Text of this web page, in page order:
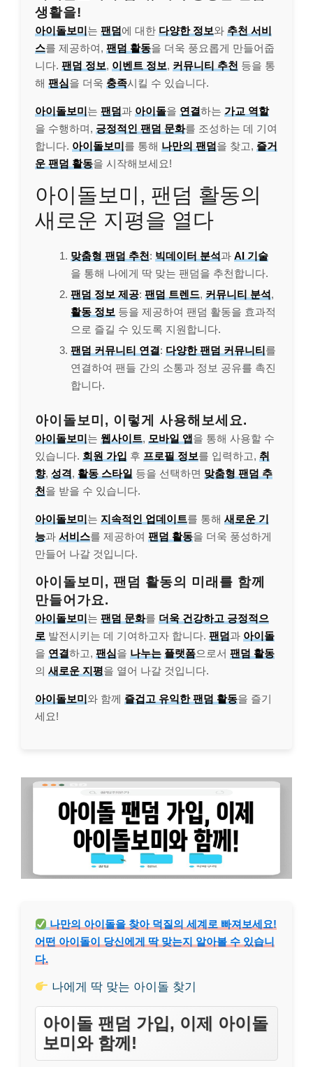
생활을!
아이돌보미는 팬덤에 대한 다양한 정보와 추천 서비
스를 제공하여, 팬덤 활동을 더욱 풍요롭게 만들어줍
니다. 팬덤 정보, 이벤트 정보, 커뮤니티 추천 등을 통
해 팬심을 더욱 충족시킬 수 있습니다.
아이돌보미는 팬덤과 아이돌을 연결하는 가교 역할
을 수행하며, 긍정적인 팬덤 문화를 조성하는 데 기여
합니다. 아이돌보미를 통해 나만의 팬덤을 찾고, 즐거
운 팬덤 활동을 시작해보세요!
아이돌보미, 팬덤 활동의
새로운 지평을 열다
맞춤형 팬덤 추천: 빅데이터 분석과 AI 기술
을 통해 나에게 딱 맞는 팬덤을 추천합니다.
팬덤 정보 제공: 팬덤 트렌드, 커뮤니티 분석,
활동 정보 등을 제공하여 팬덤 활동을 효과적
으로 즐길 수 있도록 지원합니다.
팬덤 커뮤니티 연결: 다양한 팬덤 커뮤니티를
연결하여 팬들 간의 소통과 정보 공유를 촉진
합니다.
아이돌보미, 이렇게 사용해보세요.
아이돌보미는 웹사이트, 모바일 앱을 통해 사용할 수
있습니다. 회원 가입 후 프로필 정보를 입력하고, 취
향, 성격, 활동 스타일 등을 선택하면 맞춤형 팬덤 추
천을 받을 수 있습니다.
아이돌보미는 지속적인 업데이트를 통해 새로운 기
능과 서비스를 제공하여 팬덤 활동을 더욱 풍성하게
만들어 나갈 것입니다.
아이돌보미, 팬덤 활동의 미래를 함께
만들어가요.
아이돌보미는 팬덤 문화를 더욱 건강하고 긍정적으
로 발전시키는 데 기여하고자 합니다. 팬덤과 아이돌
을 연결하고, 팬심을 나누는 플랫폼으로서 팬덤 활동
의 새로운 지평을 열어 나갈 것입니다.
아이돌보미와 함께 즐겁고 유익한 팬덤 활동을 즐기
세요!
나만의 아이돌을 찾아 덕질의 세계로 빠져보세요!
어떤 아이돌이 당신에게 딱 맞는지 알아볼 수 있습니
다.
나에게 딱 맞는 아이돌 찾기
아이돌 팬덤 가입, 이제 아이돌
보미와 함께!